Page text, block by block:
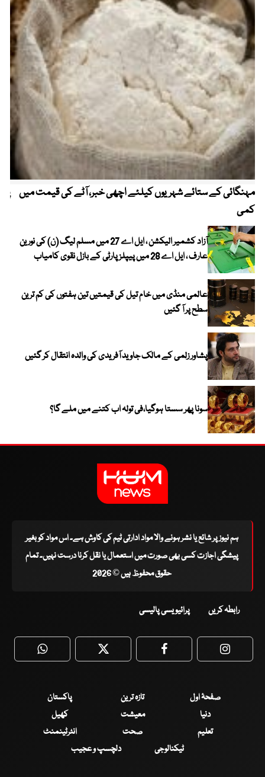
مہنگائی کے ستائے شہریوں کیلئے اچھی خبر، آٹے کی قیمت میں
کمی
آزاد کشمیر الیکشن ، ایل اے 27 میں مسلم لیگ (ن) کی نورین
عارف ، ایل اے 28 میں پیپلز پارٹی کے بازل نقوی کامیاب
عالمی منڈی میں خام تیل کی قیمتیں تین ہفتوں کی کم ترین
سطح پر آ گئیں
پشاور زلمی کے مالک جاوید آفریدی کی والدہ انتقال کر گئیں
سونا پھر سستا ہوگیا،فی تولہ اب کتنے میں ملے گا؟
ہم نیوز پر شائع یا نشر ہونے والا مواد ادارتی ٹیم کی کاوش ہے۔ اس مواد کو بغیر
پیشگی اجازت کسی بھی صورت میں استعمال یا نقل کرنا درست نہیں۔ تمام
حقوق محفوظ ہیں © 2026
رابطہ کریں پرائیویسی پالیسی
WhatsApp Twitter Facebook
صفحۂ اول تازہ ترین
پاکستان
دنیا
معیشت
کھیل
تعلیم
صحت
انٹرٹینمنٹ
ٹیکنالوجی
دلچسپ و عجیب